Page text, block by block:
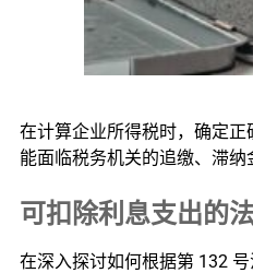
在计算企业所得税时，确定
能面临税务机关的追缴、滞纳
可扣除利息支出的
在深入探讨如何根据第 132